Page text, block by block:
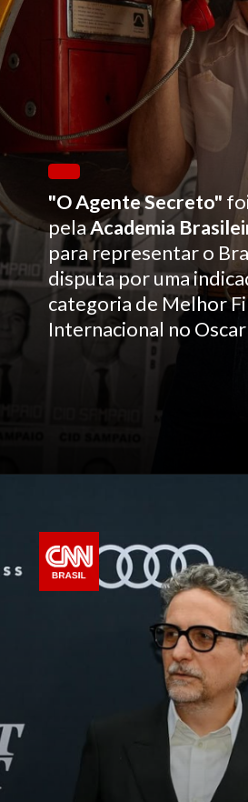
"O Agente Secreto"
pelaAcademia
para representar o
disputa por uma
categoria de Melhor
Internacional no